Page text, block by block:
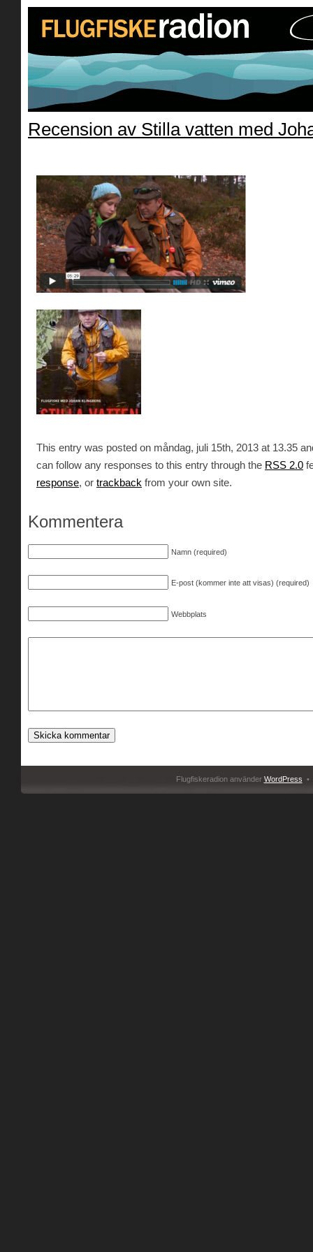
Recension av Stilla vatten med
This entry was posted on måndag, juli 15th, 2013 at 13.35
can follow any responses to this entry through the RSS 2.0
response, or trackback from your own site.
Kommentera
Namn (required)
E-post (kommer inte att visas) (required)
Webbplats
Flugfiskeradion använder WordPress •